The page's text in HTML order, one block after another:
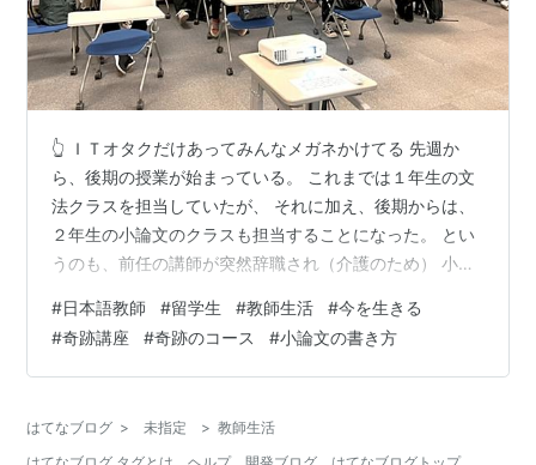
👆 ＩＴオタクだけあってみんなメガネかけてる 先週か
ら、後期の授業が始まっている。 これまでは１年生の文
法クラスを担当していたが、 それに加え、後期からは、
２年生の小論文のクラスも担当することになった。 とい
うのも、前任の講師が突然辞職され（介護のため） 小論
部主任が僕に後任を任せてくださったのだ。 小論文は留
学生にとってはとても重要な科目だ。 入社試験を受けた
り、大学を受験する際に、 必ず課されるものであり、 い
分、教える僕の責任も重大、というわけである。 👆やっ
#日本語教師 #留学生 #教師生活 #今を生きる
#奇跡講座 #奇跡のコース #小論文の書き方
はてなブログ > 未指定 > 教師生活